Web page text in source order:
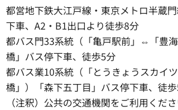
都営地下鉄大江戸線・東京メトロ半蔵
下車、A2・B1出口より徒歩8分
都バス門33系統（「亀戸駅前」⇔「豊
橋」バス停下車、徒歩5分
都バス業10系統（「とうきょうスカイ
橋」）「森下五丁目」バス停下車、徒
（注釈）公共の交通機関をご利用くださ